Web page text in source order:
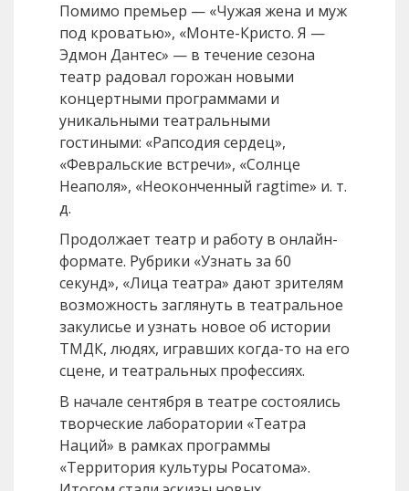
Помимо премьер — «Чужая жена и муж
под кроватью», «Монте-Кристо. Я —
Эдмон Дантес» — в течение сезона
театр радовал горожан новыми
концертными программами и
уникальными театральными
гостиными: «Рапсодия сердец»,
«Февральские встречи», «Солнце
Неаполя», «Неоконченный ragtime» и. т.
д.
Продолжает театр и работу в онлайн-
формате. Рубрики «Узнать за 60
секунд», «Лица театра» дают зрителям
возможность заглянуть в театральное
закулисье и узнать новое об истории
ТМДК, людях, игравших когда-то на его
сцене, и театральных профессиях.
В начале сентября в театре состоялись
творческие лаборатории «Театра
Наций» в рамках программы
«Территория культуры Росатома».